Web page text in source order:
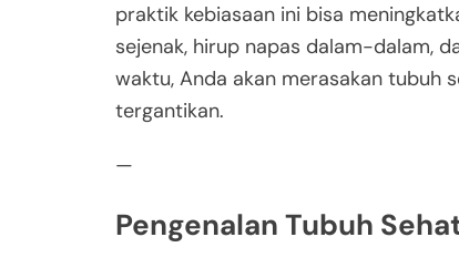
praktik kebiasaan ini bisa
sejenak, hirup napas dalam-dalam,
waktu, Anda akan merasakan tubuh
tergantikan.
—
Pengenalan Tubuh